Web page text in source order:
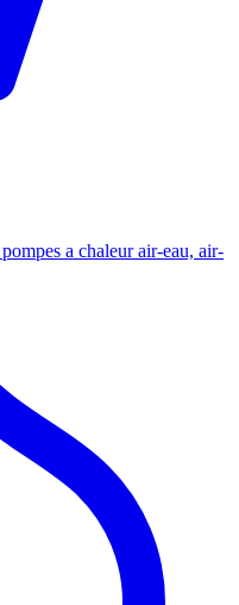
a chaleur air-eau, air-